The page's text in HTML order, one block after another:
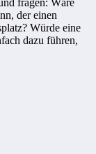
der einen
Würde eine
dazu führen,